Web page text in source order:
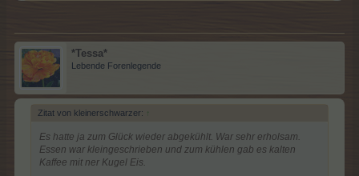
*Tessa*
Lebende Forenlegende
Zitat von kleinerschwarzer: ↑
Es hatte ja zum Glück wieder abgekühlt. War sehr erholsam.
Essen war kleingeschrieben und zum kühlen gab es kalten
Kaffee mit ner Kugel Eis.